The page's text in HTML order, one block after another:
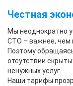
Честная
Мы неоднократно
СТО – важнее, чем
Поэтому
отсутствии
ненужных услуг.
Наши тарифы